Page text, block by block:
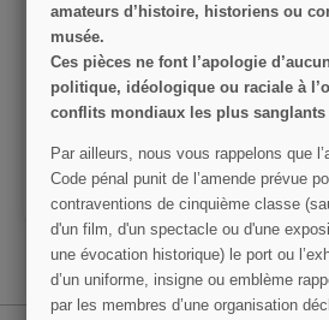
Manuel technique, TM 31-
300, Driver Selection and
Training, 1942
75,00 €
VOIR LE DÉTAIL
AJOUTER AU PANIER
amateurs d’histoire, historiens ou
musée.
Ces pièces ne font l’apologie
politique, idéologique ou raciale à
conflits mondiaux les plus sanglants
Par ailleurs, nous vous rappelons que
Code pénal punit de l’amende prévue
contraventions de cinquième classe
d'un film, d'un spectacle ou d'une
une évocation historique) le port ou
d’un uniforme, insigne ou emblème
par les membres d’une organisation